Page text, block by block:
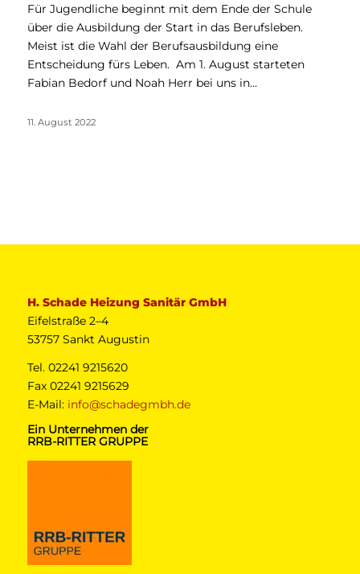
Für Jugendliche beginnt mit dem Ende der Schule
über die Ausbildung der Start in das Berufsleben.
Meist ist die Wahl der Berufsausbildung eine
Entscheidung fürs Leben. Am 1. August starteten
Fabian Bedorf und Noah Herr bei uns in…
11. August 2022
H. Schade Heizung Sanitär GmbH
Eifelstraße 2–4
53757 Sankt Augustin
Tel. 02241 9215620
Fax 02241 9215629
E-Mail: info@schadegmbh.de
Ein Unternehmen der
RRB-RITTER GRUPPE